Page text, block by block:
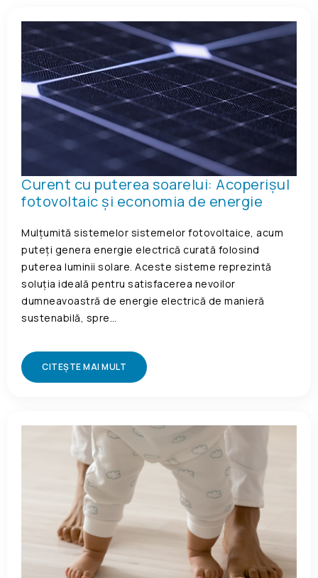
Curent cu puterea soarelui: Acoperișul
fotovoltaic și economia de energie
Mulțumită sistemelor sistemelor fotovoltaice, acum
puteți genera energie electrică curată folosind
puterea luminii solare. Aceste sisteme reprezintă
soluția ideală pentru satisfacerea nevoilor
dumneavoastră de energie electrică de manieră
sustenabilă, spre…
CITEȘTE MAI MULT